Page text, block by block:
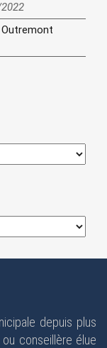
depuis plus
conseillère élue